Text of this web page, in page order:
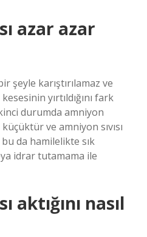
azar azar
şeyle karıştırılamaz ve
yırtıldığını fark
durumda amniyon
ve amniyon sıvısı
bu da hamilelikte sık
idrar tutamama ile
aktığını nasıl